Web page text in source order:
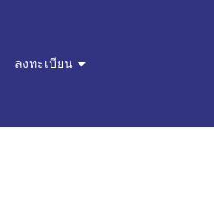
ลงทะเบียน